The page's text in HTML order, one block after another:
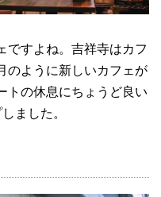
ですよね。吉祥寺はカフ
のように新しいカフェが
トの休息にちょうど良い
ました。